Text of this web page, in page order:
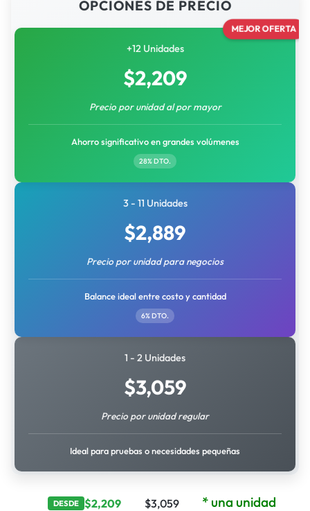
OPCIONES DE PRECIO
MEJOR OFERTA
+12 Unidades
$2,209
Precio por unidad al por mayor
Ahorro significativo en grandes volúmenes
28% DTO.
3 - 11 Unidades
$2,889
Precio por unidad para negocios
Balance ideal entre costo y cantidad
6% DTO.
1 - 2 Unidades
$3,059
Precio por unidad regular
Ideal para pruebas o necesidades pequeñas
DESDE $2,209 $3,059 * una unidad